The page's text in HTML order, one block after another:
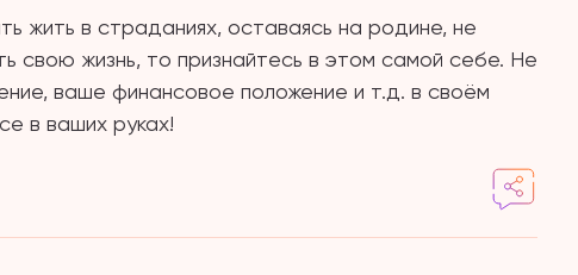
жить в страданиях, оставаясь на родине, не
свою жизнь, то признайтесь в этом самой себе. Не
ваше финансовое положение и т.д. в своём
в ваших руках!